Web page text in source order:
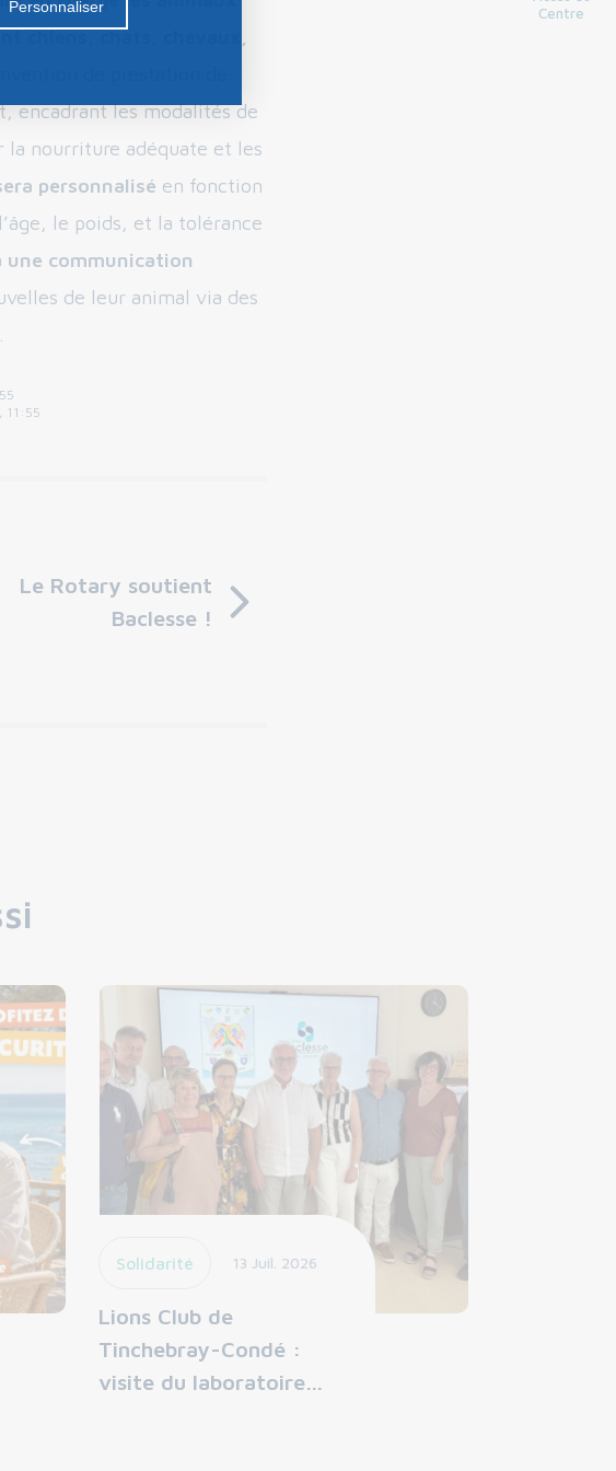
Centre
chiens, chats, chevaux,
de prestation de
encadrant les modalités de
la nourriture adéquate et les
personnalisé en fonction
le poids, et la tolérance
une communication
de leur animal via des
11:55
Le Rotary soutient
Baclesse !
Solidarité 13 Juil. 2026
Lions Club de
Tinchebray-Condé :
visite du laboratoire…
Personnaliser